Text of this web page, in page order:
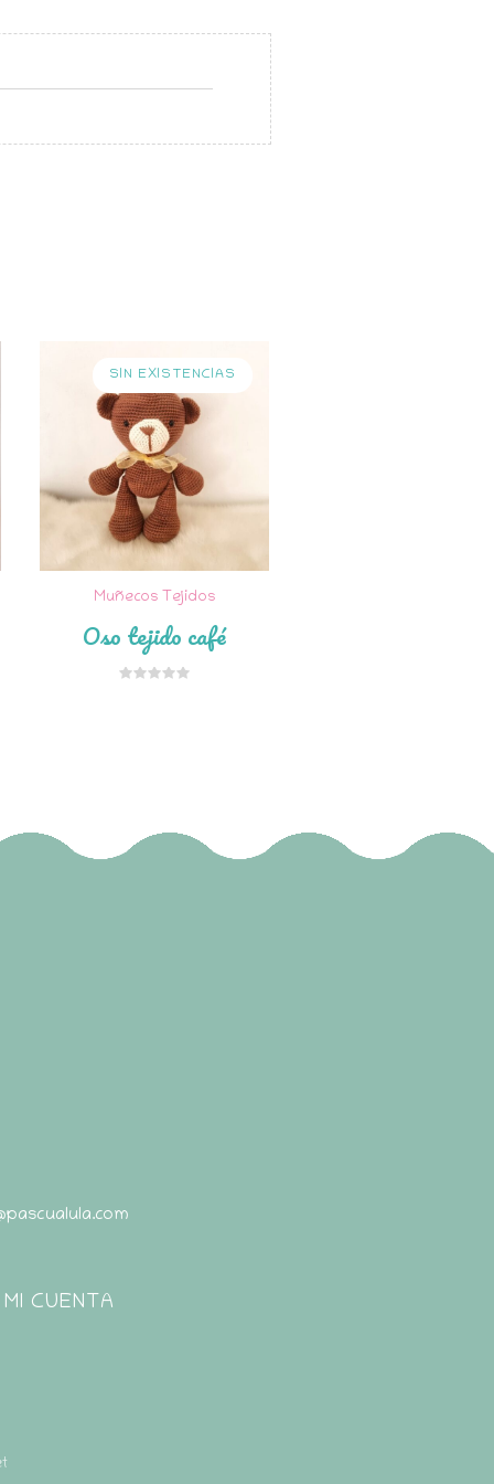
SIN EXISTENCIAS
Muñecos Tejidos
Oso tejido café
MI CUENTA